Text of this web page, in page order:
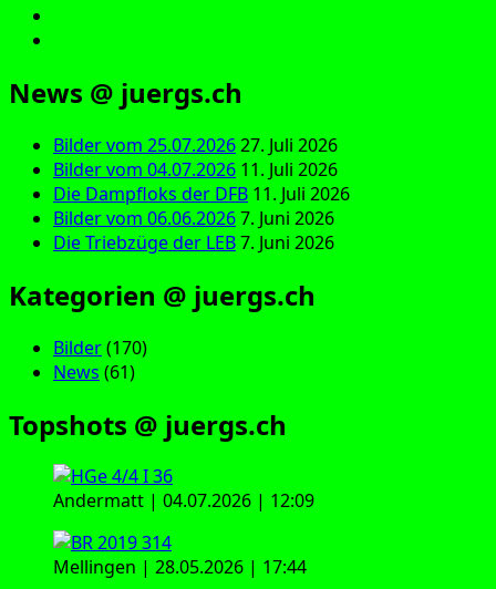
News @ juergs.ch
Bilder vom 25.07.202627. Juli 2026
Bilder vom 04.07.2026 11. Juli 2026
Die Dampfloks der DFB 11. Juli 2026
Bilder vom 06.06.20267. Juni 2026
Die Triebzüge der LEB7. Juni 2026
Kategorien @ juergs.ch
Bilder(170)
News (61)
Topshots @ juergs.ch
Andermatt | 04.07.2026 | 12:09
Mellingen | 28.05.2026 | 17:44